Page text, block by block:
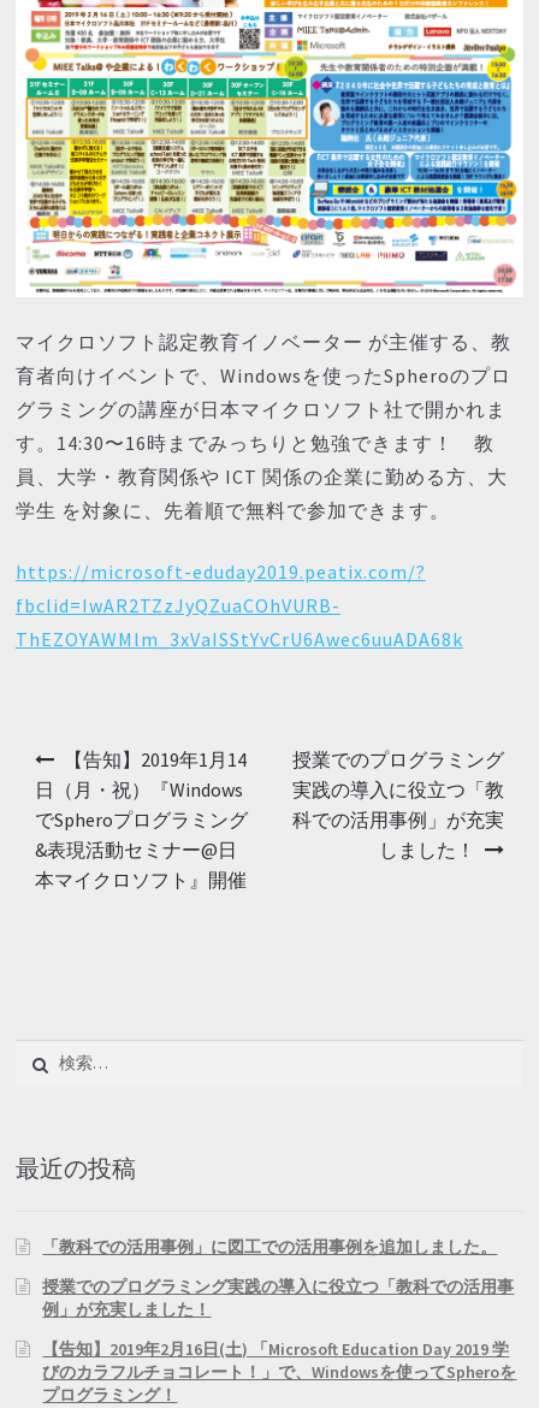
マイクロソフト認定教育イノベーター が主催する、教
育者向けイベントで、Windowsを使ったSpheroのプロ
グラミングの講座が日本マイクロソフト社で開かれま
す。14:30〜16時までみっちりと勉強できます！ 教
員、大学・教育関係や ICT 関係の企業に勤める方、大
学生 を対象に、先着順で無料で参加できます。
https://microsoft-eduday2019.peatix.com/?
fbclid=IwAR2TZzJyQZuaCOhVURB-
ThEZOYAWMlm_3xVaISStYvCrU6Awec6uuADA68k
投稿ナビゲーション
【告知】2019年1月14
日（月・祝）『Windows
でSpheroプログラミング
&表現活動セミナー@日
本マイクロソフト』開催
授業でのプログラミング
実践の導入に役立つ「教
科での活用事例」が充実
しました！
最近の投稿
「教科での活用事例」に図工での活用事例を追加しました。
授業でのプログラミング実践の導入に役立つ「教科での活用事
例」が充実しました！
【告知】2019年2月16日(土) 「Microsoft Education Day 2019 学
びのカラフルチョコレート！」で、Windowsを使ってSpheroを
プログラミング！